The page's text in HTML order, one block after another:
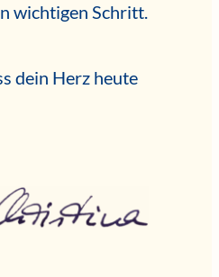
wichtigen Schritt.
dein Herz heute